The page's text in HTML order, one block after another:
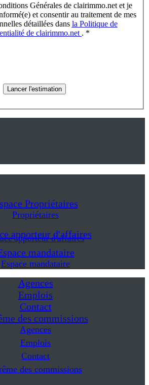
Générales de clairimmo.net et je
et consentir au traitement de mes
détaillées dans la Politique de
de clairimmo.net . *
Propriétaires
Propriétaires
apporteur d'affaires
apporteur d'affaires
mandataire
Espace mandataire
Agences
Emplois
Contact
des commissions
Agences
Emplois
Contact
des commissions